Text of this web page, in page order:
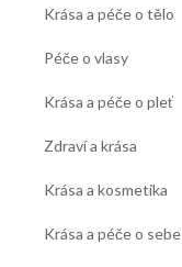
Krása a péče o tělo
Péče o vlasy
Krása a péče o pleť
Zdraví a krása
Krása a kosmetika
Krása a péče o sebe